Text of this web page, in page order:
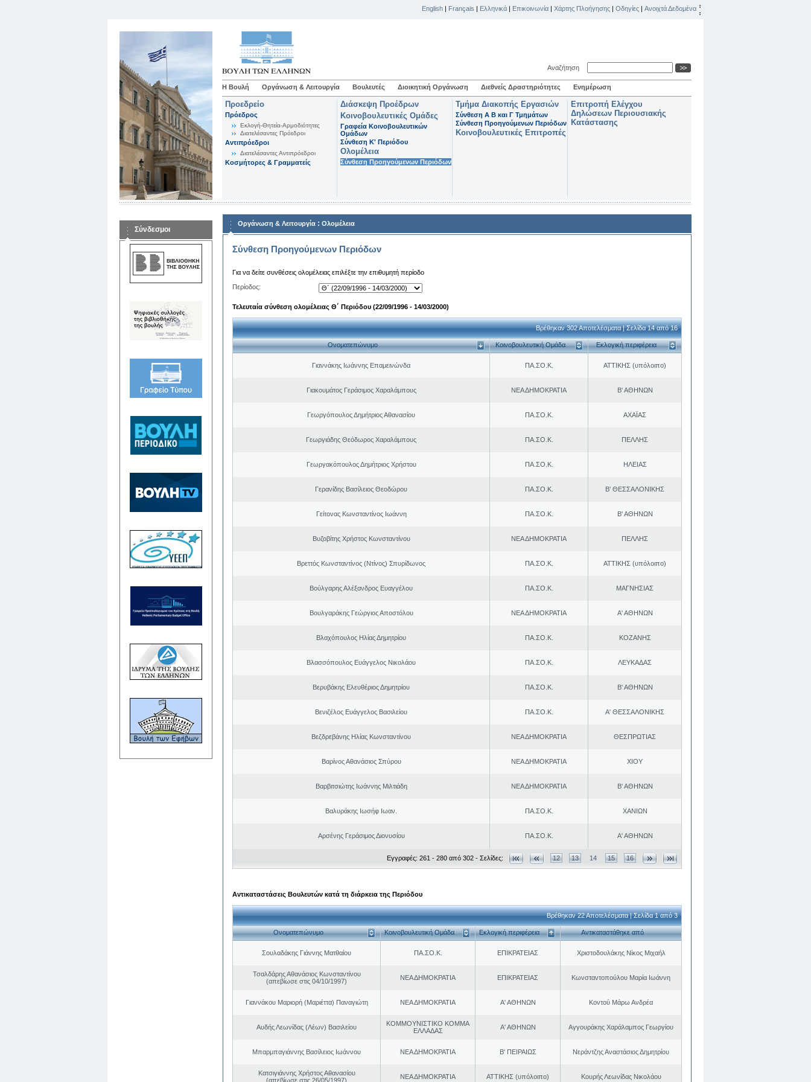
English | Français | Ελληνικά | Επικοινωνία | Χάρτης Πλοήγησης | Οδηγίες | Ανοιχτά Δεδομένα
Αναζήτηση
Η Βουλή Οργάνωση & Λειτουργία Βουλευτές Διοικητική Οργάνωση Διεθνείς Δραστηριότητες Ενημέρωση
Προεδρείο
Πρόεδρος
Εκλογή-Θητεία-Αρμοδιότητες
Διατελέσαντες Πρόεδροι
Αντιπρόεδροι
Διατελέσαντες Αντιπρόεδροι
Κοσμήτορες & Γραμματείς
Διάσκεψη Προέδρων
Κοινοβουλευτικές Ομάδες
Γραφεία Κοινοβουλευτικών
Ομάδων
Σύνθεση K' Περιόδου
Ολομέλεια
Σύνθεση Προηγούμενων Περιόδων
Τμήμα Διακοπής Εργασιών
Σύνθεση Α Β και Γ Τμημάτων
Σύνθεση Προηγούμενων Περιόδων
Κοινοβουλευτικές Επιτροπές
Επιτροπή Ελέγχου
Δηλώσεων Περιουσιακής
Κατάστασης
Σύνδεσμοι
Οργάνωση & Λειτουργία : Ολομέλεια
Σύνθεση Προηγούμενων Περιόδων
Για να δείτε συνθέσεις ολομέλειας επιλέξτε την επιθυμητή περίοδο
Περίοδος:
Τελευταία σύνθεση ολομέλειας Θ΄ Περιόδου (22/09/1996 - 14/03/2000)
Βρέθηκαν 302 Αποτελέσματα | Σελίδα 14 από 16
Ονοματεπώνυμο Κοινοβουλευτική Ομάδα Εκλογική περιφέρεια
Γιαννάκης Ιωάννης Επαμεινώνδα ΠΑ.ΣΟ.Κ. ΑΤΤΙΚΗΣ (υπόλοιπο)
Γιακουμάτος Γεράσιμος Χαραλάμπους ΝΕΑ ΔΗΜΟΚΡΑΤΙΑ Β' ΑΘΗΝΩΝ
Γεωργόπουλος Δημήτριος Αθανασίου ΠΑ.ΣΟ.Κ. ΑΧΑΪΑΣ
Γεωργιάδης Θεόδωρος Χαραλάμπους ΠΑ.ΣΟ.Κ. ΠΕΛΛΗΣ
Γεωργακόπουλος Δημήτριος Χρήστου ΠΑ.ΣΟ.Κ. ΗΛΕΙΑΣ
Γερανίδης Βασίλειος Θεοδώρου ΠΑ.ΣΟ.Κ. Β' ΘΕΣΣΑΛΟΝΙΚΗΣ
Γείτονας Κωνσταντίνος Ιωάννη ΠΑ.ΣΟ.Κ. Β' ΑΘΗΝΩΝ
Βυζοβίτης Χρήστος Κωνσταντίνου ΝΕΑ ΔΗΜΟΚΡΑΤΙΑ ΠΕΛΛΗΣ
Βρεττός Κωνσταντίνος (Ντίνος) Σπυρίδωνος ΠΑ.ΣΟ.Κ. ΑΤΤΙΚΗΣ (υπόλοιπο)
Βούλγαρης Αλέξανδρος Ευαγγέλου ΠΑ.ΣΟ.Κ. ΜΑΓΝΗΣΙΑΣ
Βουλγαράκης Γεώργιος Αποστόλου ΝΕΑ ΔΗΜΟΚΡΑΤΙΑ Α' ΑΘΗΝΩΝ
Βλαχόπουλος Ηλίας Δημητρίου ΠΑ.ΣΟ.Κ. ΚΟΖΑΝΗΣ
Βλασσόπουλος Ευάγγελος Νικολάου ΠΑ.ΣΟ.Κ. ΛΕΥΚΑΔΑΣ
Βερυβάκης Ελευθέριος Δημητρίου ΠΑ.ΣΟ.Κ. Β' ΑΘΗΝΩΝ
Βενιζέλος Ευάγγελος Βασιλείου ΠΑ.ΣΟ.Κ. Α' ΘΕΣΣΑΛΟΝΙΚΗΣ
Βεζδρεβάνης Ηλίας Κωνσταντίνου ΝΕΑ ΔΗΜΟΚΡΑΤΙΑ ΘΕΣΠΡΩΤΙΑΣ
Βαρίνος Αθανάσιος Σπύρου ΝΕΑ ΔΗΜΟΚΡΑΤΙΑ ΧΙΟΥ
Βαρβιτσιώτης Ιωάννης Μιλτιάδη ΝΕΑ ΔΗΜΟΚΡΑΤΙΑ Β' ΑΘΗΝΩΝ
Βαλυράκης Ιωσήφ Ιωαν. ΠΑ.ΣΟ.Κ. ΧΑΝΙΩΝ
Αρσένης Γεράσιμος Διονυσίου ΠΑ.ΣΟ.Κ. Α' ΑΘΗΝΩΝ
Εγγραφές: 261 - 280 από 302 - Σελίδες: 12 13 14 15 16
Αντικαταστάσεις Βουλευτών κατά τη διάρκεια της Περιόδου
Βρέθηκαν 22 Αποτελέσματα | Σελίδα 1 από 3
Ονοματεπώνυμο Κοινοβουλευτική Ομάδα Εκλογική περιφέρεια Αντικαταστάθηκε από
Σουλαδάκης Γιάννης Ματθαίου ΠΑ.ΣΟ.Κ. ΕΠΙΚΡΑΤΕΙΑΣ Χριστοδουλάκης Νίκος Μιχαήλ
Τσαλδάρης Αθανάσιος Κωνσταντίνου
(απεβίωσε στις 04/10/1997)
ΝΕΑ ΔΗΜΟΚΡΑΤΙΑ ΕΠΙΚΡΑΤΕΙΑΣ Κωνσταντοπούλου Μαρία Ιωάννη
Γιαννάκου Μαριορή (Μαριέττα) Παναγιώτη ΝΕΑ ΔΗΜΟΚΡΑΤΙΑ Α' ΑΘΗΝΩΝ Κοντού Μάρω Ανδρέα
Αυδής Λεωνίδας (Λέων) Βασιλείου
ΚΟΜΜΟΥΝΙΣΤΙΚΟ ΚΟΜΜΑ
ΕΛΛΑΔΑΣ
Α' ΑΘΗΝΩΝ Αγγουράκης Χαράλαμπος Γεωργίου
Μπαρμπαγιάννης Βασίλειος Ιωάννου ΝΕΑ ΔΗΜΟΚΡΑΤΙΑ Β' ΠΕΙΡΑΙΩΣ Νεράντζης Αναστάσιος Δημητρίου
Κατσιγιάννης Χρήστος Αθανασίου
(απεβίωσε στις 26/05/1997)
ΝΕΑ ΔΗΜΟΚΡΑΤΙΑ ΑΤΤΙΚΗΣ (υπόλοιπο) Κουρής Λεωνίδας Νικολάου